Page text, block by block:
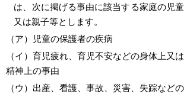
は、次に掲げる事由に該当する家庭の児童
又は親子等とします。
（ア）児童の保護者の疾病
（イ）育児疲れ、育児不安などの身体上又は
精神上の事由
（ウ）出産、看護、事故、災害、失踪などの